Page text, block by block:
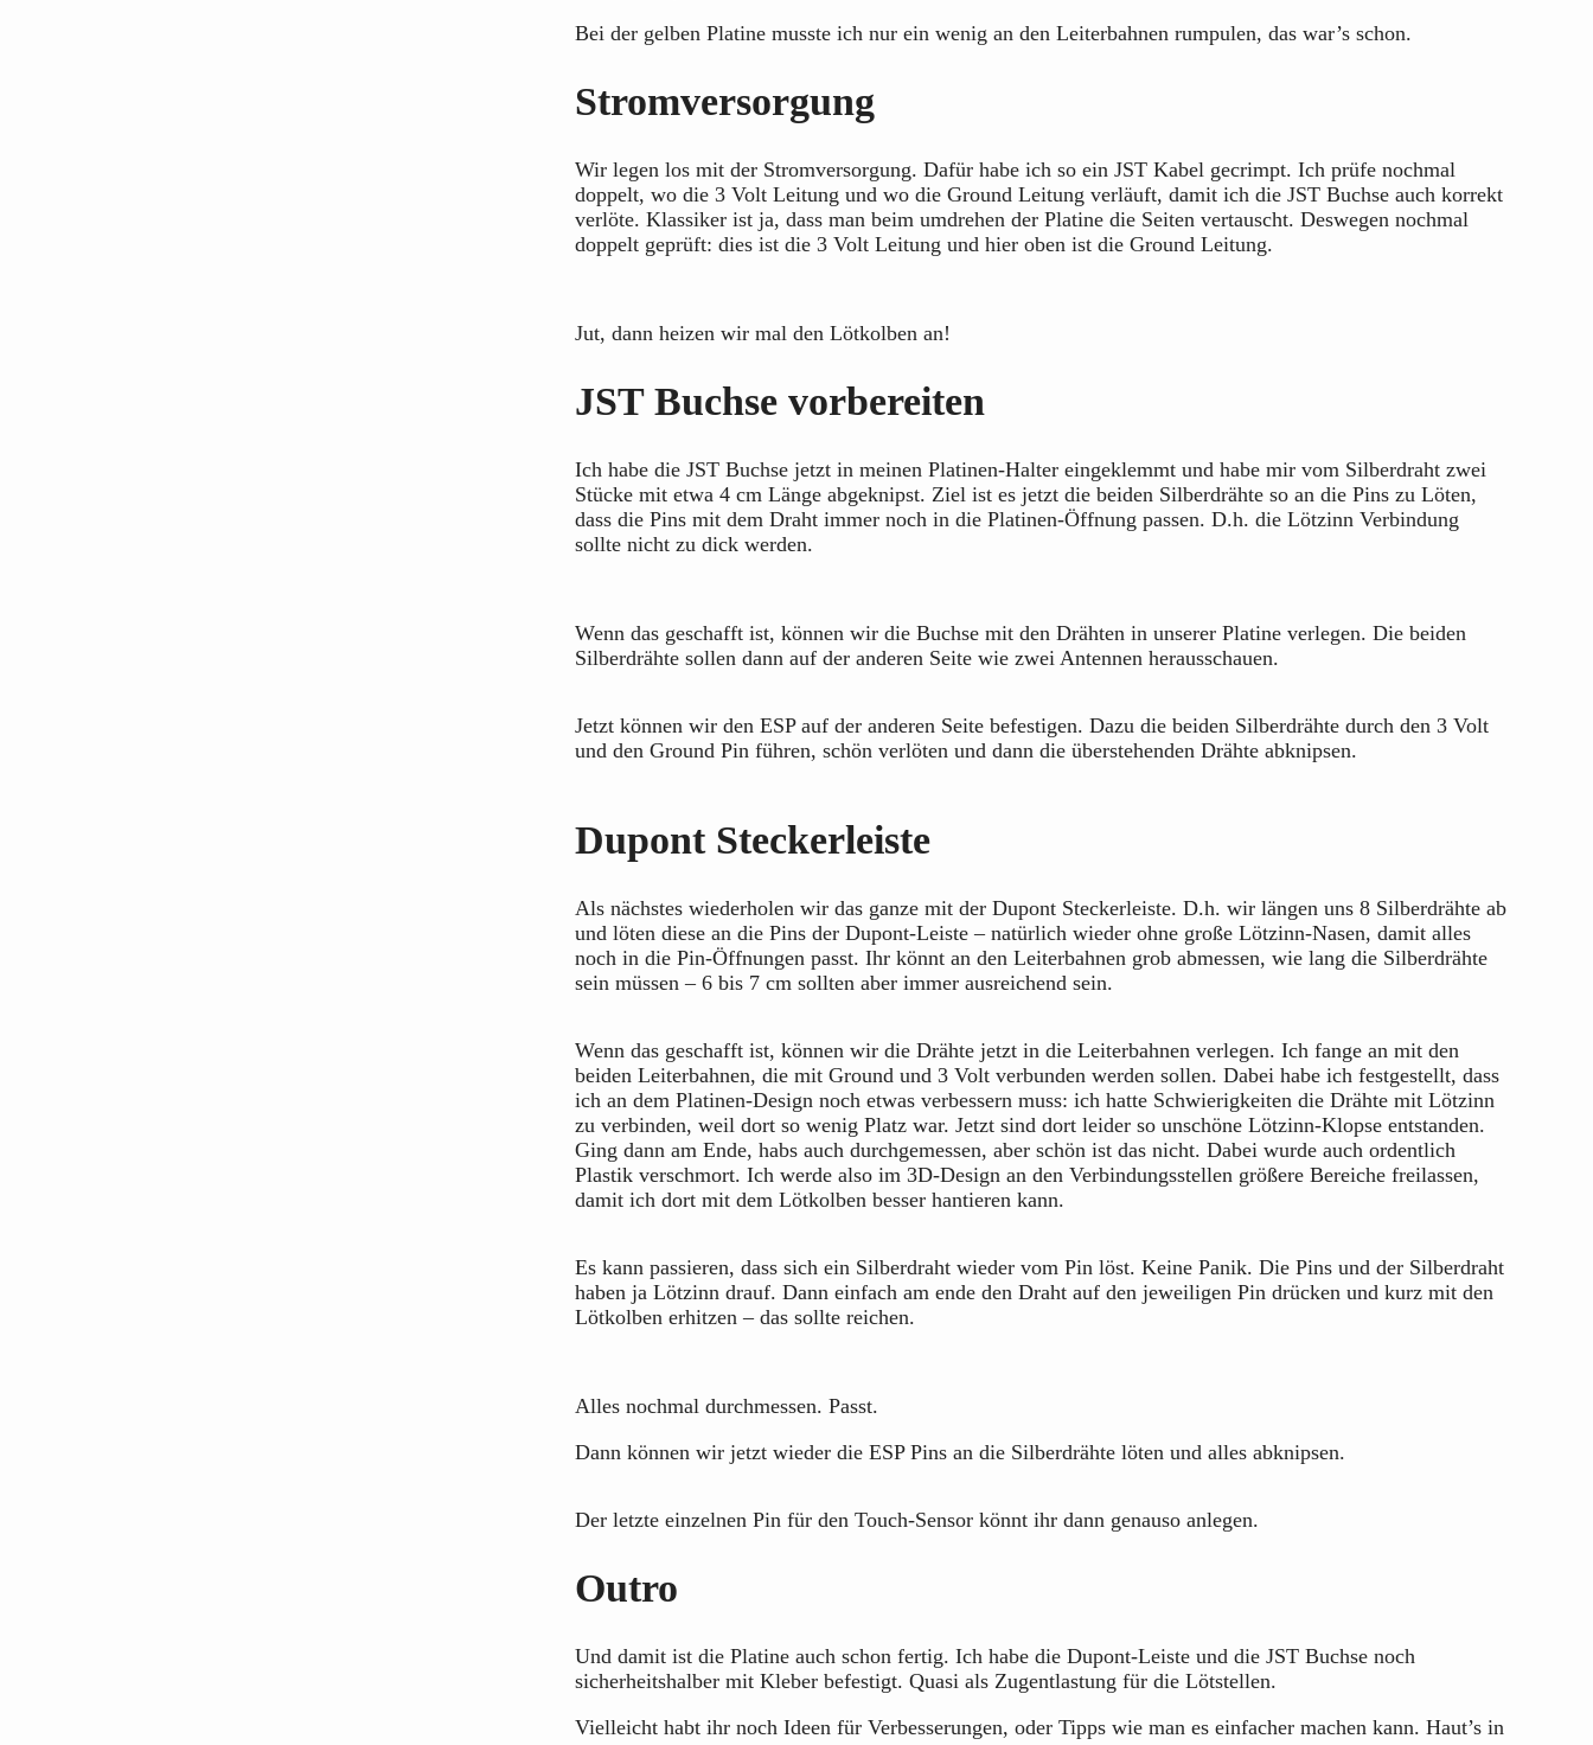
Bei der gelben Platine musste ich nur ein wenig an den Leiterbahnen rumpulen, das war’s schon.
Stromversorgung
Wir legen los mit der Stromversorgung. Dafür habe ich so ein JST Kabel gecrimpt. Ich prüfe nochmal
doppelt, wo die 3 Volt Leitung und wo die Ground Leitung verläuft, damit ich die JST Buchse auch korrekt
verlöte. Klassiker ist ja, dass man beim umdrehen der Platine die Seiten vertauscht. Deswegen nochmal
doppelt geprüft: dies ist die 3 Volt Leitung und hier oben ist die Ground Leitung.
Jut, dann heizen wir mal den Lötkolben an!
JST Buchse vorbereiten
Ich habe die JST Buchse jetzt in meinen Platinen-Halter eingeklemmt und habe mir vom Silberdraht zwei
Stücke mit etwa 4 cm Länge abgeknipst. Ziel ist es jetzt die beiden Silberdrähte so an die Pins zu Löten,
dass die Pins mit dem Draht immer noch in die Platinen-Öffnung passen. D.h. die Lötzinn Verbindung
sollte nicht zu dick werden.
Wenn das geschafft ist, können wir die Buchse mit den Drähten in unserer Platine verlegen. Die beiden
Silberdrähte sollen dann auf der anderen Seite wie zwei Antennen herausschauen.
Jetzt können wir den ESP auf der anderen Seite befestigen. Dazu die beiden Silberdrähte durch den 3 Volt
und den Ground Pin führen, schön verlöten und dann die überstehenden Drähte abknipsen.
Dupont Steckerleiste
Als nächstes wiederholen wir das ganze mit der Dupont Steckerleiste. D.h. wir längen uns 8 Silberdrähte ab
und löten diese an die Pins der Dupont-Leiste – natürlich wieder ohne große Lötzinn-Nasen, damit alles
noch in die Pin-Öffnungen passt. Ihr könnt an den Leiterbahnen grob abmessen, wie lang die Silberdrähte
sein müssen – 6 bis 7 cm sollten aber immer ausreichend sein.
Wenn das geschafft ist, können wir die Drähte jetzt in die Leiterbahnen verlegen. Ich fange an mit den
beiden Leiterbahnen, die mit Ground und 3 Volt verbunden werden sollen. Dabei habe ich festgestellt, dass
ich an dem Platinen-Design noch etwas verbessern muss: ich hatte Schwierigkeiten die Drähte mit Lötzinn
zu verbinden, weil dort so wenig Platz war. Jetzt sind dort leider so unschöne Lötzinn-Klopse entstanden.
Ging dann am Ende, habs auch durchgemessen, aber schön ist das nicht. Dabei wurde auch ordentlich
Plastik verschmort. Ich werde also im 3D-Design an den Verbindungsstellen größere Bereiche freilassen,
damit ich dort mit dem Lötkolben besser hantieren kann.
Es kann passieren, dass sich ein Silberdraht wieder vom Pin löst. Keine Panik. Die Pins und der Silberdraht
haben ja Lötzinn drauf. Dann einfach am ende den Draht auf den jeweiligen Pin drücken und kurz mit den
Lötkolben erhitzen – das sollte reichen.
Alles nochmal durchmessen. Passt.
Dann können wir jetzt wieder die ESP Pins an die Silberdrähte löten und alles abknipsen.
Der letzte einzelnen Pin für den Touch-Sensor könnt ihr dann genauso anlegen.
Outro
Und damit ist die Platine auch schon fertig. Ich habe die Dupont-Leiste und die JST Buchse noch
sicherheitshalber mit Kleber befestigt. Quasi als Zugentlastung für die Lötstellen.
Vielleicht habt ihr noch Ideen für Verbesserungen, oder Tipps wie man es einfacher machen kann. Haut’s in